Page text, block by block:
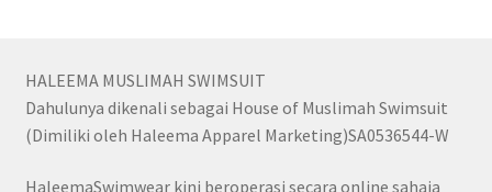
HALEEMA MUSLIMAH SWIMSUIT
Dahulunya dikenali sebagai House of Muslimah Swimsuit
(Dimiliki oleh Haleema Apparel Marketing)SA0536544-W
HaleemaSwimwear kini beroperasi secara online sahaja